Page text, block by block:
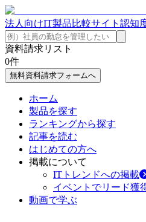
法人向けIT製品比較サイト 認知
資料請求リスト
0件
無料資料請求フォームへ
ホーム
製品を探す
ランキングから探す
記事を読む
はじめての方へ
掲載について
ITトレンドへの掲載
イベントでリード獲
動画で学ぶ